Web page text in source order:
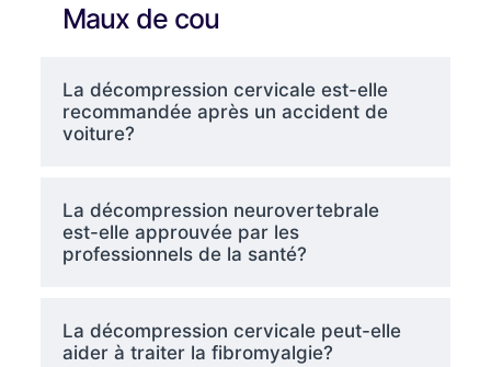
Maux de cou
La décompression cervicale est-elle
recommandée après un accident de
voiture?
La décompression neurovertebrale
est-elle approuvée par les
professionnels de la santé?
La décompression cervicale peut-elle
aider à traiter la fibromyalgie?